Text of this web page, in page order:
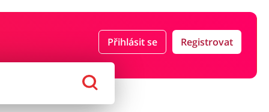
Přihlásit se Registrovat
Počítače foto a elektronika